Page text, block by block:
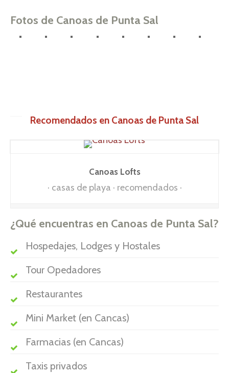
Fotos de Canoas de Punta Sal
Recomendados en Canoas de Punta Sal
Canoas Lofts
casas de playa recomendados
¿Qué encuentras en Canoas de Punta Sal?
Hospedajes, Lodges y Hostales
Tour Opedadores
Restaurantes
Mini Market (en Cancas)
Farmacias (en Cancas)
Taxis privados